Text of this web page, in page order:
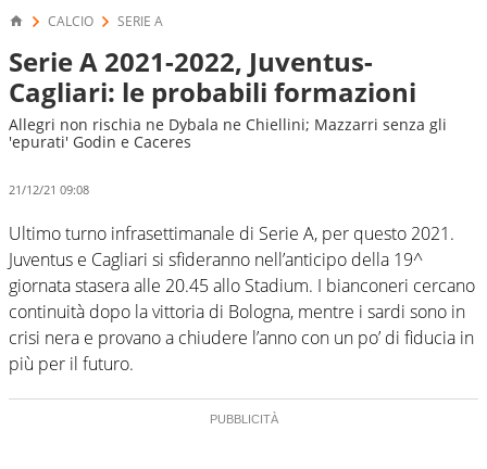
CALCIO SERIE A
Serie A 2021-2022, Juventus-
Cagliari: le probabili formazioni
Allegri non rischia ne Dybala ne Chiellini; Mazzarri senza gli
'epurati' Godin e Caceres
21/12/21 09:08
Ultimo turno infrasettimanale di Serie A, per questo 2021.
Juventus e Cagliari si sfideranno nell’anticipo della 19^
giornata stasera alle 20.45 allo Stadium. I bianconeri cercano
continuità dopo la vittoria di Bologna, mentre i sardi sono in
crisi nera e provano a chiudere l’anno con un po’ di fiducia in
più per il futuro.